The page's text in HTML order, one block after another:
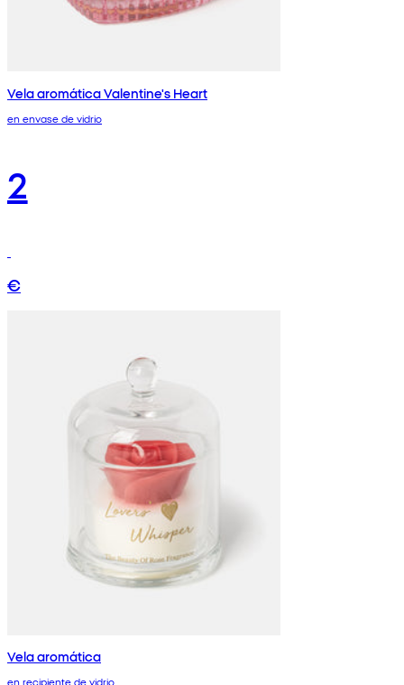
Vela aromática Valentine's Heart
en envase de vidrio
2
€
Vela aromática
en recipiente de vidrio